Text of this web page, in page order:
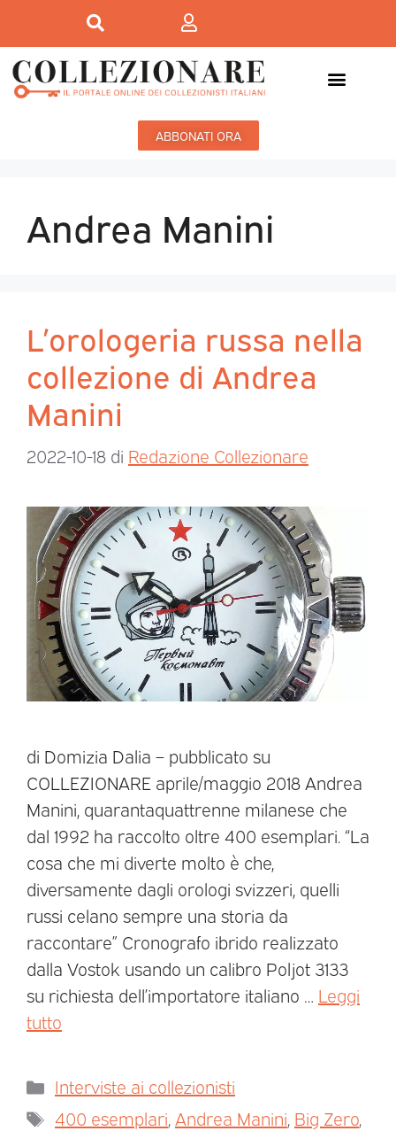
ABBONATI ORA
Andrea Manini
L’orologeria russa nella
collezione di Andrea
Manini
2022-10-18 di Redazione Collezionare
di Domizia Dalia – pubblicato su
COLLEZIONARE aprile/maggio 2018 Andrea
Manini, quarantaquattrenne milanese che
dal 1992 ha raccolto oltre 400 esemplari. “La
cosa che mi diverte molto è che,
diversamente dagli orologi svizzeri, quelli
russi celano sempre una storia da
raccontare” Cronografo ibrido realizzato
dalla Vostok usando un calibro Poljot 3133
su richiesta dell’importatore italiano … Leggi
tutto
Interviste ai collezionisti
400 esemplari Andrea Manini Big Zero